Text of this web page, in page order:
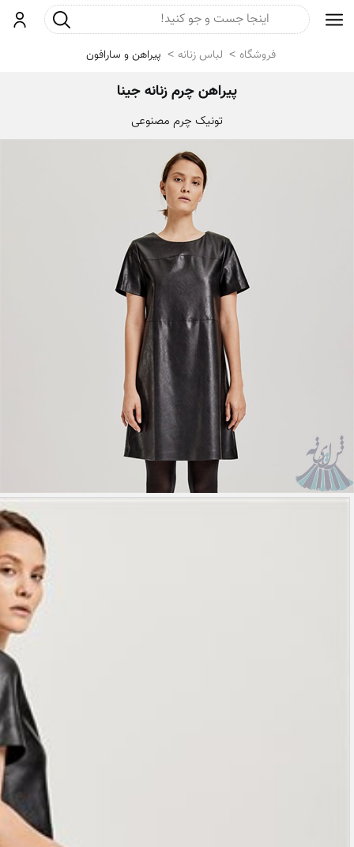
ورودجست و جو
فروشگاه لباس زنانه پیراهن و سارافون
پیراهن چرم زنانه جینا
تونیک چرم مصنوعی